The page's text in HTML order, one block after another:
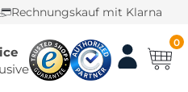
Rechnungskauf mit Klarna
0